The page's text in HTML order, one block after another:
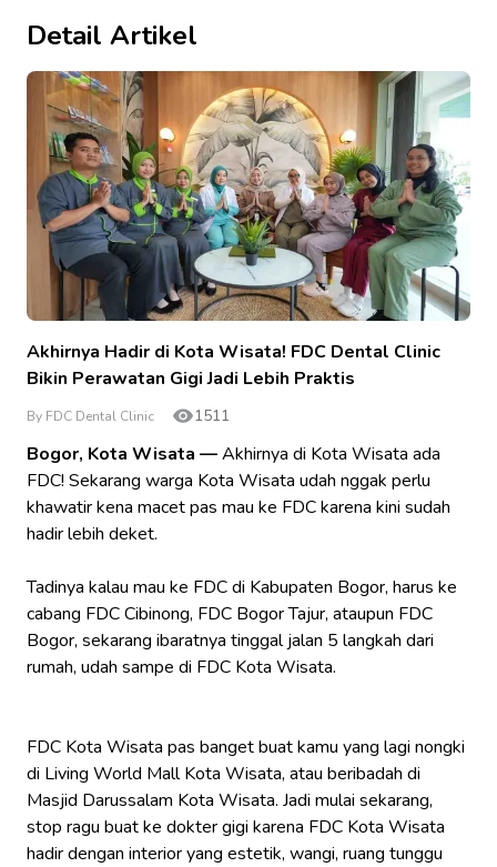
Detail Artikel
Akhirnya Hadir di Kota Wisata! FDC Dental Clinic
Bikin Perawatan Gigi Jadi Lebih Praktis
By FDC Dental Clinic 1511
Bogor, Kota Wisata —Akhirnya di Kota Wisata ada
FDC! Sekarang warga Kota Wisata udah nggak perlu
khawatir kena macet pas mau ke FDC karena kini sudah
hadir lebih deket.
Tadinya kalau mau ke FDC di Kabupaten Bogor, harus ke
cabang FDC Cibinong, FDC Bogor Tajur, ataupun FDC
Bogor, sekarang ibaratnya tinggal jalan 5 langkah dari
rumah, udah sampe di FDC Kota Wisata.
FDC Kota Wisata pas banget buat kamu yang lagi nongki
di Living World Mall Kota Wisata, atau beribadah di
Masjid Darussalam Kota Wisata. Jadi mulai sekarang,
stop ragu buat ke dokter gigi karena FDC Kota Wisata
hadir dengan interior yang estetik, wangi, ruang tunggu